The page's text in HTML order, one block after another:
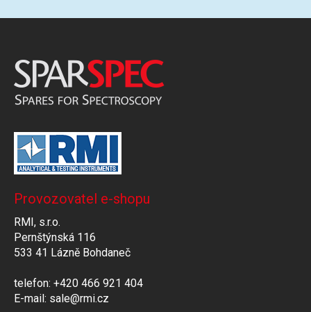
Provozovatel e-shopu
RMI, s.r.o.
Pernštýnská 116
533 41 Lázně Bohdaneč
telefon: +420 466 921 404
E-mail: sale@rmi.cz